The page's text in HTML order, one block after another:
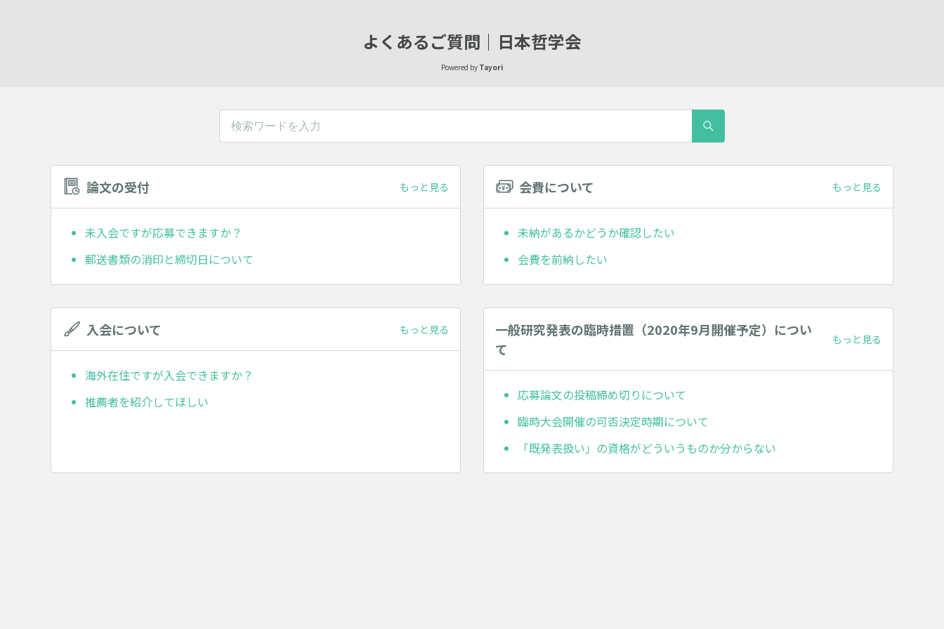
よくあるご質問｜日本哲学会
Powered by Tayori
論文の受付 もっと見る
未入会ですが応募できますか？
郵送書類の消印と締切日について
会費について もっと見る
未納があるかどうか確認したい
会費を前納したい
入会について もっと見る
海外在住ですが入会できますか？
推薦者を紹介してほしい
一般研究発表の臨時措置（2020年9月開催予定）につい
て
もっと見る
応募論文の投稿締め切りについて
臨時大会開催の可否決定時期について
「既発表扱い」の資格がどういうものか分からない